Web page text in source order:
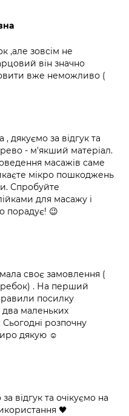
,але зовсім не
він значно
вже неможливо (
, дякуємо за відгук та
- м'якший матеріал.
масажів саме
мікро пошкоджень
Спробуйте
для масажу і
порадує! 😉
своє замовлення (
. На перший
посилку
маленьких
розпочну
дякую ☺️
відгук та очікуємо на
🖤